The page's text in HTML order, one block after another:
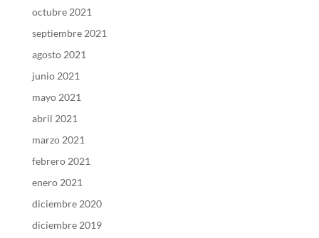
octubre 2021
septiembre 2021
agosto 2021
junio 2021
mayo 2021
abril 2021
marzo 2021
febrero 2021
enero 2021
diciembre 2020
diciembre 2019